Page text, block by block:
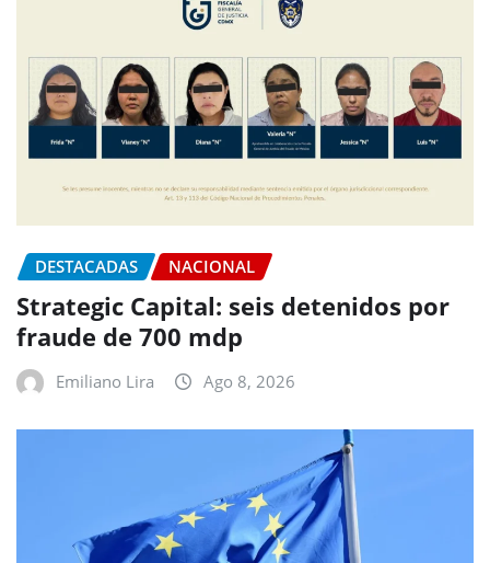
DESTACADAS NACIONAL
Strategic Capital: seis detenidos por
fraude de 700 mdp
Emiliano Lira Ago 8, 2026